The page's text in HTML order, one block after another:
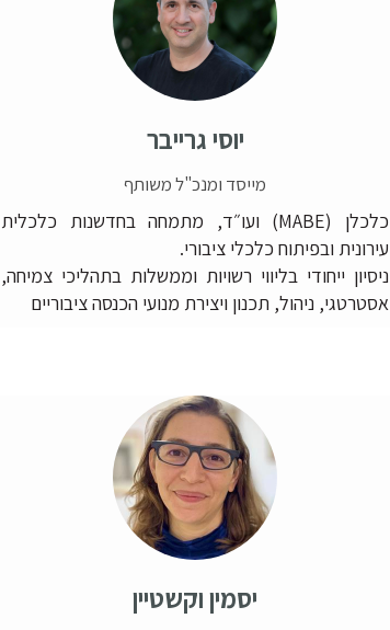
יוסי גרייבר
מייסד ומנכ"ל משותף
כלכלן (MABE) ועו״ד, מתמחה בחדשנות כלכלית
עירונית ובפיתוח כלכלי ציבורי.
ניסיון ייחודי בליווי רשויות וממשלות בתהליכי צמיחה,
אסטרטגי, ניהול, תכנון ויצירת מנועי הכנסה ציבוריים
יסמין וקשטיין